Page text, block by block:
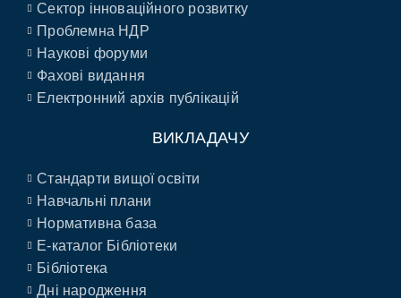
Сектор інноваційного розвитку
Проблемна НДР
Наукові форуми
Фахові видання
Електронний архів публікацій
ВИКЛАДАЧУ
Стандарти вищої освіти
Навчальні плани
Нормативна база
E-каталог Бібліотеки
Бібліотека
Дні народження